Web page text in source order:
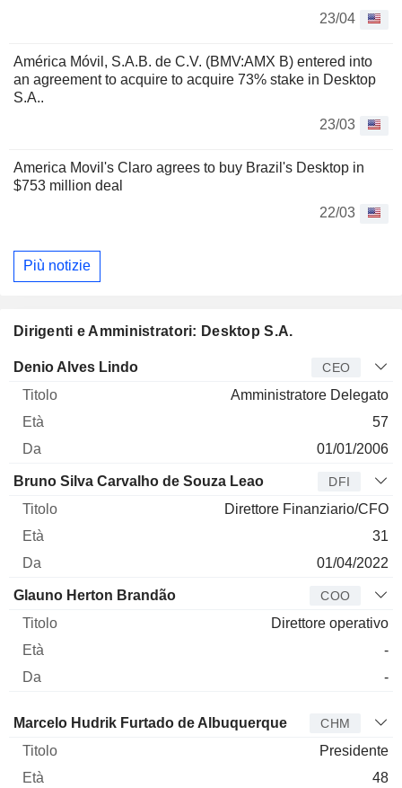
23/04
América Móvil, S.A.B. de C.V. (BMV:AMX B) entered into
an agreement to acquire to acquire 73% stake in Desktop
S.A..
23/03
America Movil's Claro agrees to buy Brazil's Desktop in
$753 million deal
22/03
Più notizie
Dirigenti e Amministratori: Desktop S.A.
Manager Titolo Età
Denio Alves Lindo CEO
Amministratore Delegato
57
01/01/2006
Bruno Silva Carvalho de Souza Leao DFI
Direttore Finanziario/CFO
31
01/04/2022
Glauno Herton Brandão COO
Direttore operativo
-
-
Amministratore Titolo Età Da
Marcelo Hudrik Furtado de Albuquerque CHM
Presidente
48